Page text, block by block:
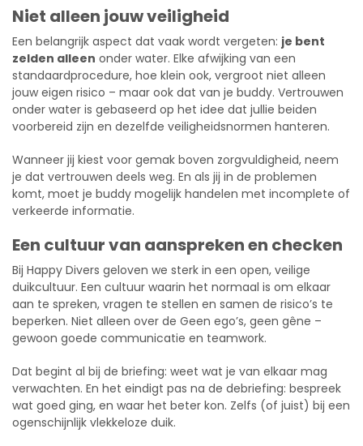
Niet alleen jouw veiligheid
Een belangrijk aspect dat vaak wordt vergeten: je bent
zelden alleen onder water. Elke afwijking van een
standaardprocedure, hoe klein ook, vergroot niet alleen
jouw eigen risico – maar ook dat van je buddy. Vertrouwen
onder water is gebaseerd op het idee dat jullie beiden
voorbereid zijn en dezelfde veiligheidsnormen hanteren.
Wanneer jij kiest voor gemak boven zorgvuldigheid, neem
je dat vertrouwen deels weg. En als jij in de problemen
komt, moet je buddy mogelijk handelen met incomplete of
verkeerde informatie.
Een cultuur van aanspreken en checken
Bij Happy Divers geloven we sterk in een open, veilige
duikcultuur. Een cultuur waarin het normaal is om elkaar
aan te spreken, vragen te stellen en samen de risico’s te
beperken. Niet alleen over de Geen ego’s, geen gêne –
gewoon goede communicatie en teamwork.
Dat begint al bij de briefing: weet wat je van elkaar mag
verwachten. En het eindigt pas na de debriefing: bespreek
wat goed ging, en waar het beter kon. Zelfs (of juist) bij een
ogenschijnlijk vlekkeloze duik.